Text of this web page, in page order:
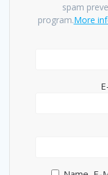
spam
program.More